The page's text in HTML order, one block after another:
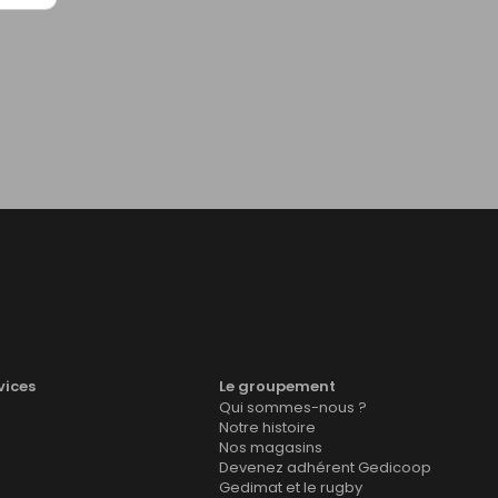
Le groupement
Qui sommes-nous ?
Notre histoire
Nos magasins
Devenez adhérent Gedicoop
Gedimat et le rugby